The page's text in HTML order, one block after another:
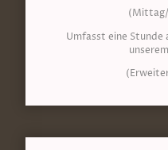
Umfasst eine Stunde